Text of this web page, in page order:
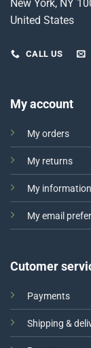
New York, NY
United States
CALL US
My account
My orders
My returns
My information
My email
Cutomer
Payments
Shipping &